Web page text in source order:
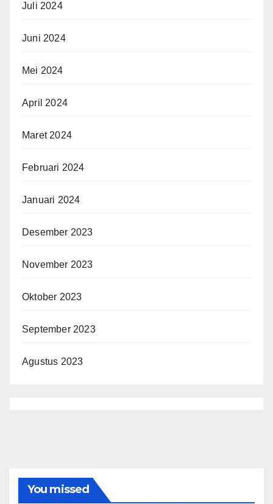
Juli 2024
Juni 2024
Mei 2024
April 2024
Maret 2024
Februari 2024
Januari 2024
Desember 2023
November 2023
Oktober 2023
September 2023
Agustus 2023
You missed